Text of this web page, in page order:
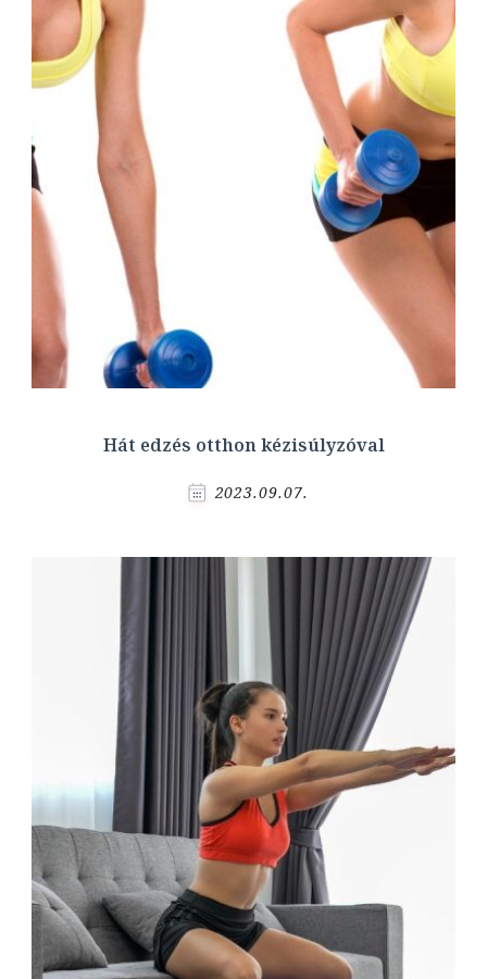
Hát edzés otthon kézisúlyzóval
2023.09.07.